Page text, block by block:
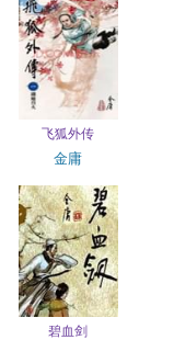
飞狐外传
金庸
碧血剑